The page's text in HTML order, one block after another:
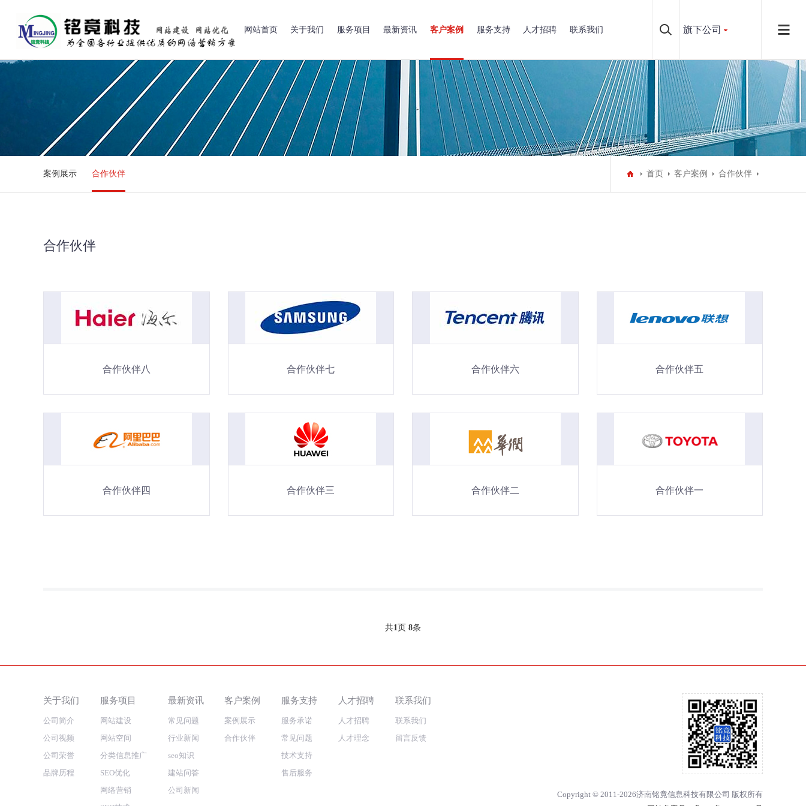
网站首页 关于我们 服务项目 最新资讯 客户案例 服务支持 人才招聘 联系我们 旗下公司
案例展示 合作伙伴 首页 客户案例 合作伙伴
合作伙伴
合作伙伴八 合作伙伴七 合作伙伴六 合作伙伴五
合作伙伴四 合作伙伴三 合作伙伴二 合作伙伴一
共1页 8条
关于我们
公司简介
公司视频
公司荣誉
品牌历程
服务项目
网站建设
网站空间
分类信息推广
SEO优化
网络营销
最新资讯
常见问题
行业新闻
seo知识
建站问答
公司新闻
客户案例
案例展示
合作伙伴
服务支持
服务承诺
常见问题
技术支持
售后服务
人才招聘
人才招聘
人才理念
联系我们
联系我们
留言反馈
Copyright © 2011-2026济南铭竟信息科技有限公司 版权所有